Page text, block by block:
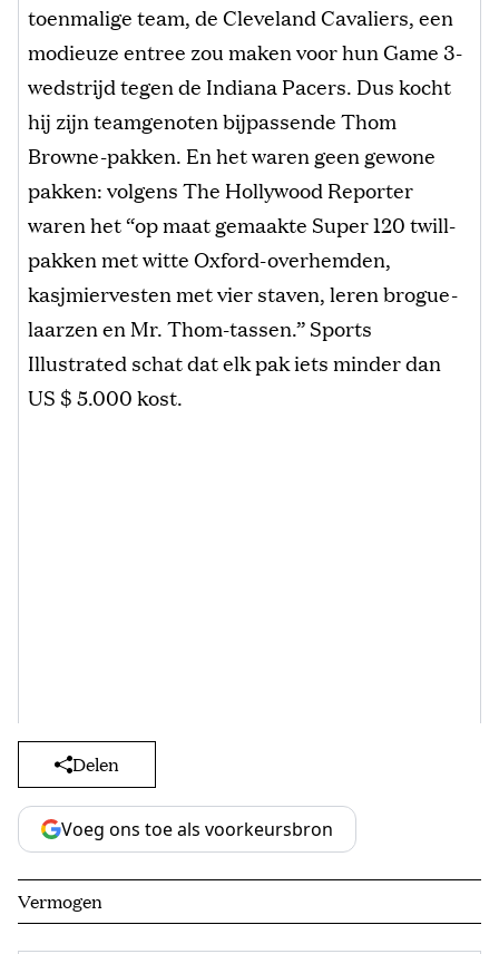
toenmalige team, de Cleveland Cavaliers, een
modieuze entree zou maken voor hun Game 3-
wedstrijd tegen de Indiana Pacers. Dus kocht
hij zijn teamgenoten bijpassende Thom
Browne-pakken. En het waren geen gewone
pakken: volgens The Hollywood Reporter
waren het “op maat gemaakte Super 120 twill-
pakken met witte Oxford-overhemden,
kasjmiervesten met vier staven, leren brogue-
laarzen en Mr. Thom-tassen.” Sports
Illustrated schat dat elk pak iets minder dan
US $ 5.000 kost.
Delen
Voeg ons toe als voorkeursbron
Vermogen